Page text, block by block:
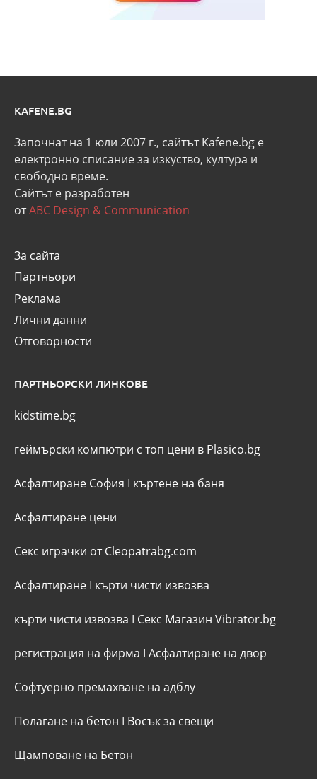
KAFENE.BG
Започнат на 1 юли 2007 г., сайтът Kafene.bg e
eлектронно списание за изкуство, култура и
свободно време.
Сайтът е разработен
отABC Design & Communication
За сайта
Партньори
Реклама
Лични данни
Отговорности
ПАРТНЬОРСКИ ЛИНКОВЕ
kidstime.bg
геймърски компютри с топ цени в Plasico.bg
Асфалтиране София I къртене на баня
Асфалтиране цени
Секс играчки от Cleopatrabg.com
Асфалтиране I кърти чисти извозва
кърти чисти извозва I Секс Магазин Vibrator.bg
регистрация на фирма I Асфалтиране на двор
Софтуерно премахване на адблу
Полагане на бетон I Восък за свещи
Щамповане на Бетон